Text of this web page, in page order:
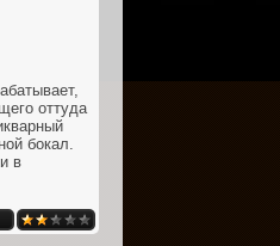
оттуда
бокал.
в